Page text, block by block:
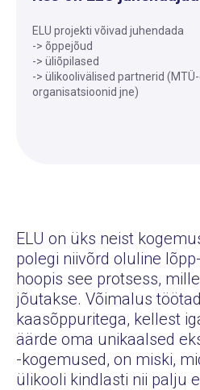
ELU projekti võivad juhendada
-> õppejõud
-> üliõpilased
-> ülikoolivälised partnerid
organisatsioonid jne)
ELU on üks neist
polegi niivõrd oluline
hoopis see protsess,
jõutakse. Võimalus
kaasõppuritega, kellest
äärde oma unikaalsed
-kogemused, on miski,
ülikooli kindlasti nii palju